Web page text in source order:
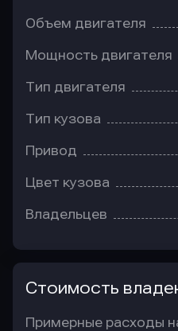
Объем двигателя
Мощность двигателя
Тип двигателя
Тип кузова
Привод
Цвет кузова
Владельцев
Стоимость
Примерные расходы